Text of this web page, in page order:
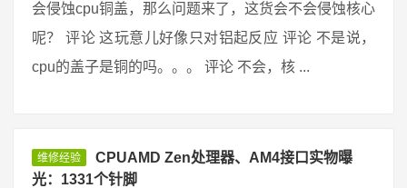
会侵蚀cpu铜盖，那么问题来了，这货会不会侵蚀核心
呢？ 评论 这玩意儿好像只对铝起反应 评论 不是说，
cpu的盖子是铜的吗。。。 评论 不会，核 ...
维修经验
CPUAMD Zen处理器、AM4接口实物曝
光：1331个针脚